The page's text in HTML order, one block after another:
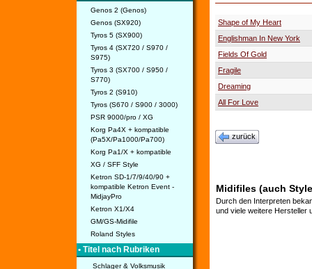
Genos 2 (Genos)
Genos (SX920)
Tyros 5 (SX900)
Tyros 4 (SX720 / S970 /
S975)
Tyros 3 (SX700 / S950 /
S770)
Tyros 2 (S910)
Tyros (S670 / S900 / 3000)
PSR 9000/pro / XG
Korg Pa4X + kompatible
(Pa5X/Pa1000/Pa700)
Korg Pa1/X + kompatible
XG / SFF Style
Ketron SD-1/7/9/40/90 +
kompatible Ketron Event -
MidjayPro
Ketron X1/X4
GM/GS-Midifile
Roland Styles
• Titel nach Rubriken
Schlager & Volksmusik
Shape of My Heart
Englishman In New York
Fields Of Gold
Fragile
Dreaming
All For Love
zurück
Midifiles (auch
Durch den Interpreten
und viele weitere Hersteller